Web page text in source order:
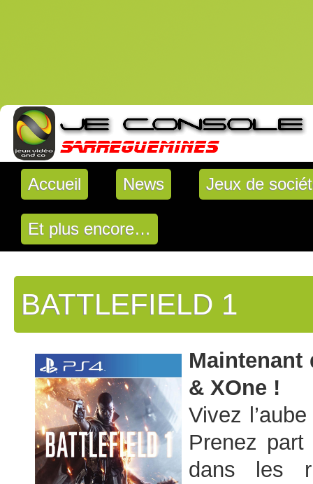
Accueil News Jeux de
Et plus encore…
BATTLEFIELD 1
Maintenant
& XOne !
Vivez
Prenez
dans les